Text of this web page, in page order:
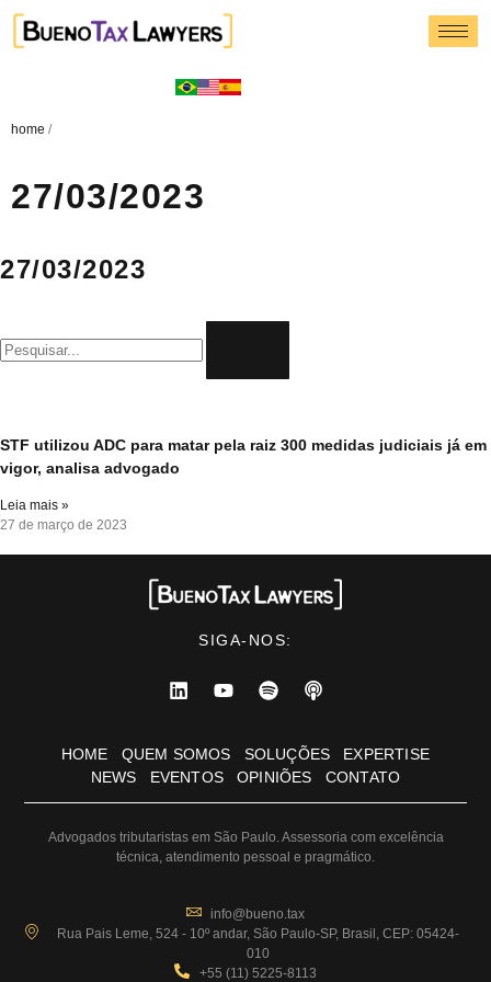
home /
27/03/2023
27/03/2023
STF utilizou ADC para matar pela raiz 300 medidas judiciais já em
vigor, analisa advogado
Leia mais »
27 de março de 2023
SIGA-NOS:
HOME QUEM SOMOS SOLUÇÕES
EXPERTISE
NEWS
EVENTOS OPINIÕES CONTATO
Advogados tributaristas em São Paulo. Assessoria com excelência
técnica, atendimento pessoal e pragmático.
info@bueno.tax
Rua Pais Leme, 524 - 10º andar, São Paulo-SP, Brasil, CEP: 05424-
010
+55 (11) 5225-8113